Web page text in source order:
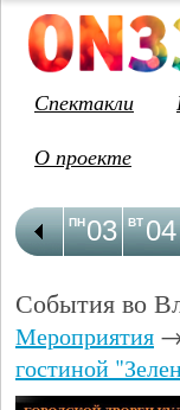
Спектакли
О проекте
03
ПН 04
ВТ
События во
Мероприятия
гостиной